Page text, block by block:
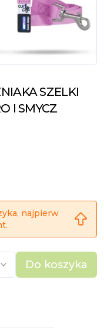
SZELKI
I SMYCZ
najpierw
Do koszyka